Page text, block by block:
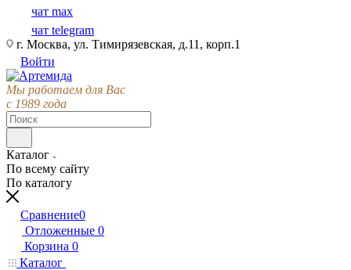
чат max
чат telegram
г. Москва, ул. Тимирязевская, д.11, корп.1
Войти
Мы работаем для Вас
с 1989 года
Каталог
По всему сайту
По каталогу
Сравнение0
Отложенные 0
Корзина 0
Каталог